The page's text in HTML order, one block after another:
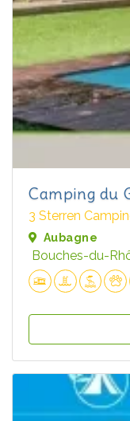
Camping du
3 Sterren
Aubagne
Bouches-du-